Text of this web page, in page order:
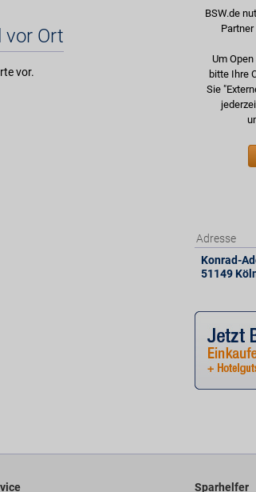
vor Ort
vor.
BSW.de
Um
bitte Ihre
Sie
Adresse
Konrad-
51149
Sparhelfer